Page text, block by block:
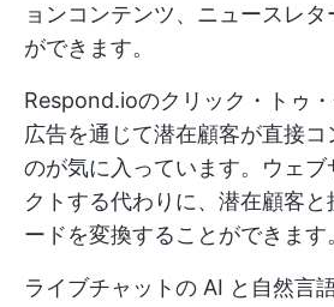
ョンコンテンツ、ニュースレタ
ができます。
Respond.ioのクリック・トゥ・
広告を通じて潜在顧客が直接
のが気に入っています。ウェブ
クトする代わりに、潜在顧客と
ードを変換することができます
ライブチャットの AI と自然言